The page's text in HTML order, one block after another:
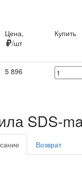
Цена,
/шт
Купить
Цена,
/шт
Купить
5 896
SDS-
Возврат